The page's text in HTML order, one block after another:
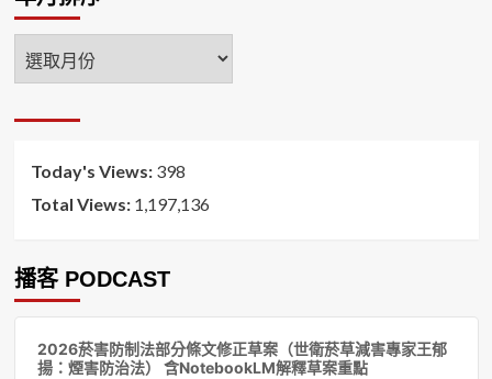
年
月
Today's Views: 398
Total Views: 1,197,136
播客 PODCAST
2026菸害防制法部分條文修正草案（世衛菸草減害專家王郁
揚：煙害防治法） 含NotebookLM解釋草案重點